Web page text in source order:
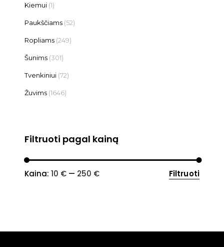
Kiemui (1)
Paukščiams (52)
Ropliams (249)
Šunims (301)
Tvenkiniui (72)
Žuvims (1646)
Filtruoti pagal kainą
Min
Maks
Filtruoti
Kaina: 10 € — 250 €